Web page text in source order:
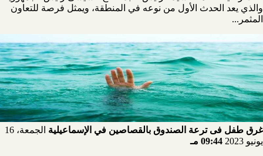
والذي يعد الحدث الأول من نوعه في المنطقة، ويمثل فرصة للتعاون
المثمر...
غرق طفل فى ترعة الصندوق بالقصاصين في الإسماعيلية
الجمعة، 16
يونيو 2023
09:44 مـ